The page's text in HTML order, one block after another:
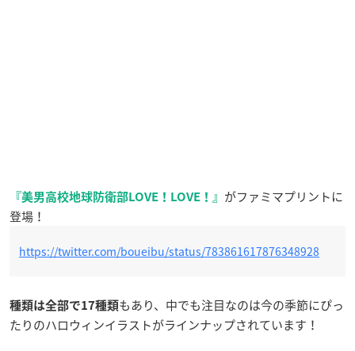
『美男高校地球防衛部LOVE！LOVE！』 がファミマプリントに
登場！
https://twitter.com/boueibu/status/783861617876348928
種類は全部で17種類もあり、中でも注目なのは今の季節にぴっ
たりのハロウィンイラストがラインナップされています！